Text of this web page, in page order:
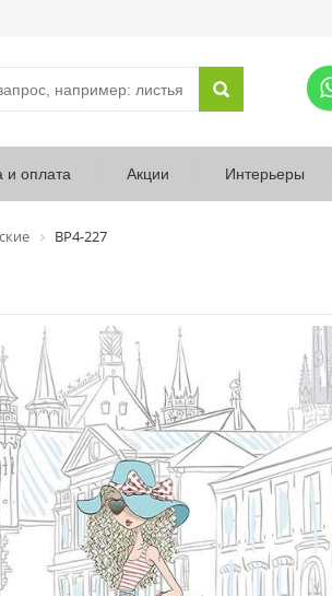
и оплата Акции Интерьеры
ВР4-227